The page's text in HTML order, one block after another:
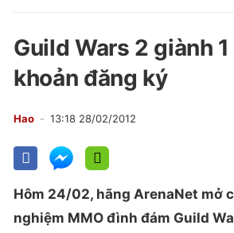
Guild Wars 2 giành
khoản đăng ký
Hao 13:18 28/02/2012
Hôm 24/02, hãng ArenaNet mở
nghiệm MMO đình đám Guild